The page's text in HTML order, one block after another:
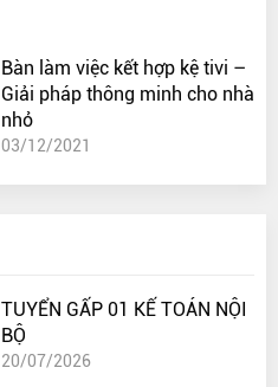
Bàn làm việc kết hợp kệ tivi –
Giải pháp thông minh cho nhà
nhỏ
03/12/2021
TUYỂN GẤP 01 KẾ TOÁN NỘI
BỘ
20/07/2026